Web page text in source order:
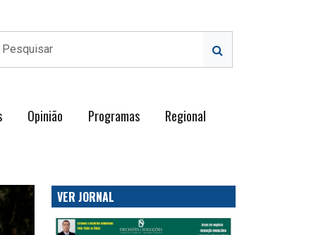
Opinião Programas Regional
VER JORNAL